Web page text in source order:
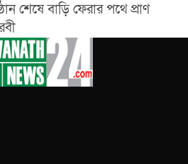
শেষে বাড়ি ফেরার পথে প্রাণ